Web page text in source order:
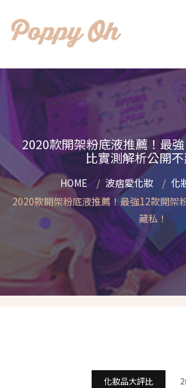
2020款開架粉底液推薦！最
比實測解析公開
HOME 波痞愛化妝
化
2020款開架粉底液推薦！最強12款開架
藏私！
化妝品大評比